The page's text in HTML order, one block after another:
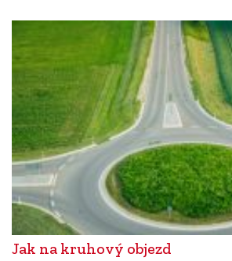
Jak na kruhový objezd